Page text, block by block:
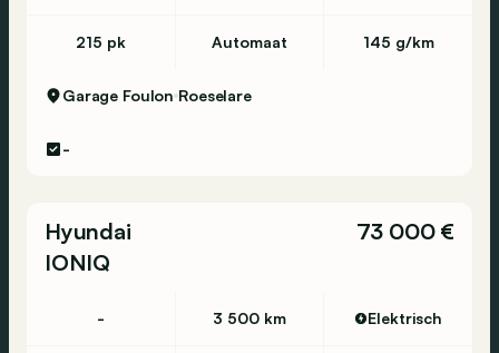
215 pk Automaat 145 g/km
Garage Foulon Roeselare
-
Hyundai
IONIQ
73 000 €
- 3 500 km Elektrisch